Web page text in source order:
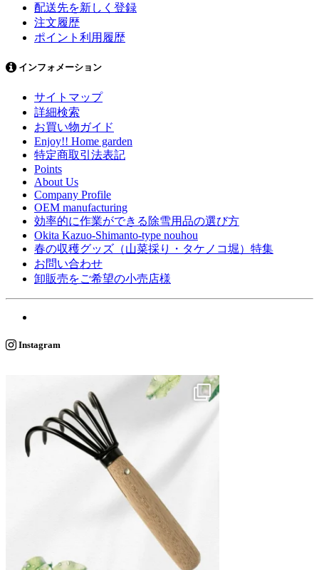
配送先を新しく登録
注文履歴
ポイント利用履歴
インフォメーション
サイトマップ
詳細検索
お買い物ガイド
Enjoy!! Home garden
特定商取引法表記
Points
About Us
Company Profile
OEM manufacturing
効率的に作業ができる除雪用品の選び方
Okita Kazuo-Shimanto-type nouhou
春の収穫グッズ（山菜採り・タケノコ堀）特集
お問い合わせ
卸販売をご希望の小売店様
Instagram